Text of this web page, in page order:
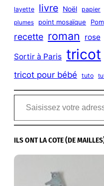
layette livre Noël papier
plumes point mosaïque
recette roman rose
Sortir à Paris tricot
tricot pour bébé tuto
Saisissez votre adresse e-mail…
ILS ONT LA COTE (DE